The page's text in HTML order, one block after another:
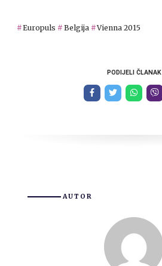
Europuls Belgija Vienna 2015
PODIJELI ČLANAK
AUTOR